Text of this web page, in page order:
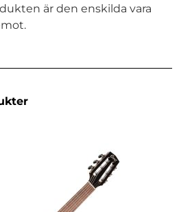
är den enskilda vara